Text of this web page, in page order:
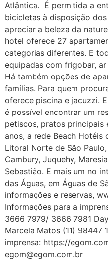
Atlântica. É permitida a
bicicletas à disposição
apreciar a beleza da
hotel oferece 27
categorias diferentes. E
equipadas com frigobar,
Há também opções de
famílias. Para quem
oferece piscina e jacuzzi.
é possível encontrar um
petiscos, pratos principais
anos, a rede Beach
Litoral Norte de São
Cambury, Juquehy,
Sebastião. E mais um no
das Águas, em Águas de
informações e reservas,
Informações para a
3666 7979/ 3666 7981
Marcela Matos (11) 98447
imprensa: https://
egom@egom.com.br